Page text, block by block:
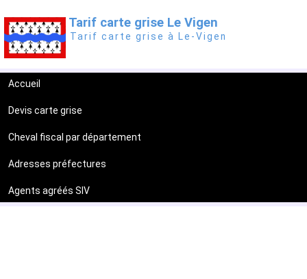
Tarif carte grise Le Vigen
Tarif carte grise à Le-Vigen
Accueil
Devis carte grise
Cheval fiscal par département
Adresses préfectures
Agents agréés SIV